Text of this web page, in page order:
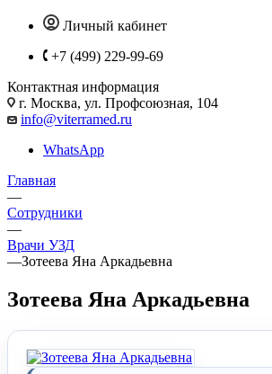
Личный кабинет
+7 (499) 229-99-69
Контактная информация
г. Москва, ул. Профсоюзная, 104
info@viterramed.ru
WhatsApp
Главная
—
Сотрудники
—
Врачи УЗД
—Зотеева Яна Аркадьевна
Зотеева Яна Аркадьевна